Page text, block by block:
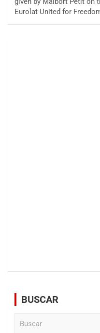
Eurolat United for
BUSCAR